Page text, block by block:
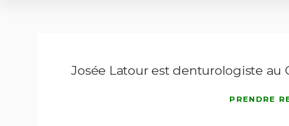
Josée Latour est denturologiste au
PRENDRE